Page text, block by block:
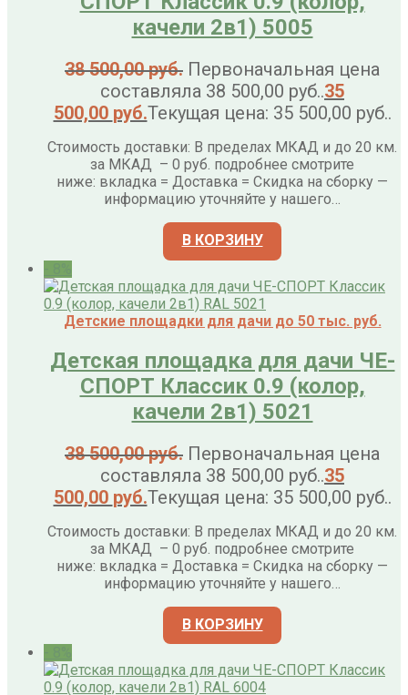
качели 2в1) 5005
38 500,00руб. Первоначальная цена
составляла 38 500,00 руб..35
500,00 руб.Текущая цена: 35 500,00 руб..
Стоимость доставки: В пределах МКАД и до 20 км.
за МКАД – 0 руб. подробнее смотрите
ниже: вкладка = Доставка = Скидка на сборку —
информацию уточняйте у нашего…
В КОРЗИНУ
Детские площадки для дачи до 50 тыс. руб.
Детская площадка для дачи ЧЕ-
СПОРТ Классик 0.9 (колор,
качели 2в1) 5021
38 500,00руб. Первоначальная цена
составляла 38 500,00 руб..35
500,00 руб.Текущая цена: 35 500,00 руб..
Стоимость доставки: В пределах МКАД и до 20 км.
за МКАД – 0 руб. подробнее смотрите
ниже: вкладка = Доставка = Скидка на сборку —
информацию уточняйте у нашего…
В КОРЗИНУ